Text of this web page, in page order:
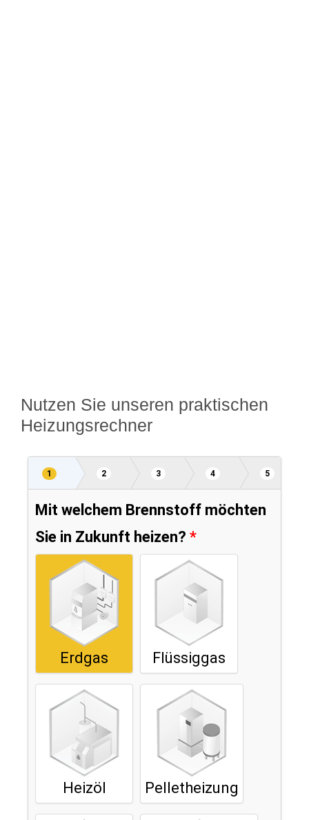
Nutzen Sie unseren praktischen
Heizungsrechner